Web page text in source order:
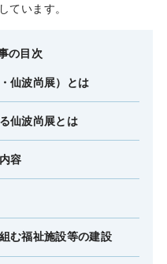
ています。
の目次
仙波尚展）とは
仙波尚展とは
容
む福祉施設等の建設